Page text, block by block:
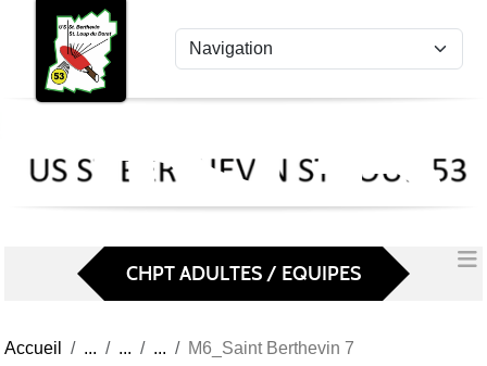
US
St
53
CHPT ADULTES / EQUIPES
Accueil M6_Saint Berthevin 7
Panneau de gestion des cookies